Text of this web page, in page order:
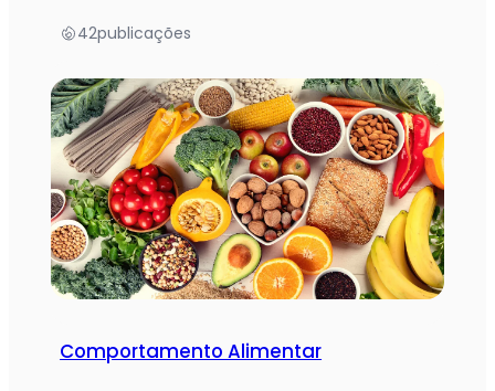
42publicações
Comportamento Alimentar